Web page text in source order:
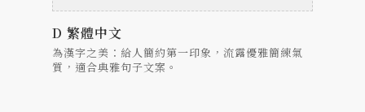
D 繁體中文
為漢字之美：給人簡約第一印象，流露優雅簡練氣
質，適合典雅句子文案。